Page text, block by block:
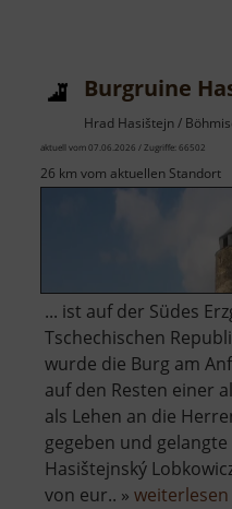
Burgruine
Hrad Hasištejn /
aktuell vom 07.06.2026 / Zugriffe: 66502
26 km vom aktuellen Standort
... ist auf der Südes
Tschechischen
wurde die Burg am
auf den Resten einer
als Lehen an die
gegeben und
Hasištejnský
von eur.. » weiterlesen